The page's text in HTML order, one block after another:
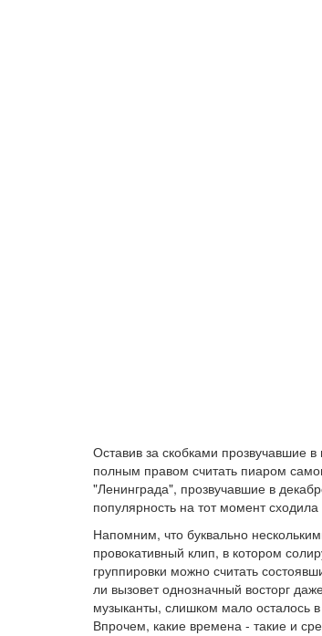
Оставив за скобками прозвучавшие
полным правом считать пиаром
"Ленинграда", прозвучавшие в
популярность на тот момент сходила
Напомним, что буквально
провокативный клип, в котором
группировки можно считать
ли вызовет однозначный восторг
музыканты, слишком мало
Впрочем, какие времена - такие и